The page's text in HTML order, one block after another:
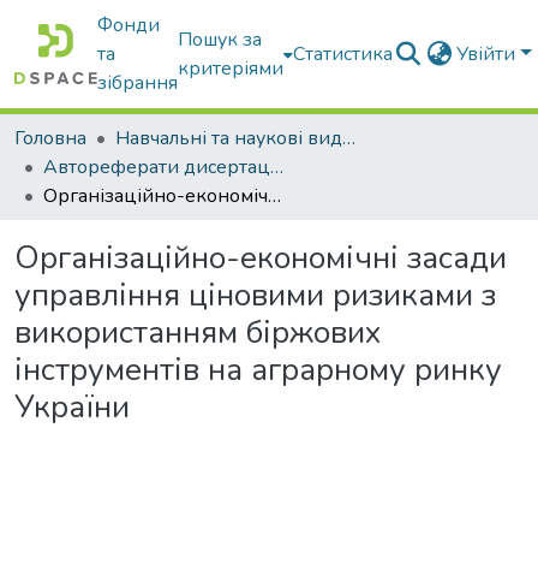
Фонди
та
зібрання
Пошук за
критеріями
Статистика Увійти
Головна
Навчальні та наукові видання
Автореферати дисертацій та дисертації
Організаційно-економічні засади управління ціновими ризиками з використанням біржових інструментів на аграрному ринку України
Організаційно-економічні засади
управління ціновими ризиками з
використанням біржових
інструментів на аграрному ринку
України